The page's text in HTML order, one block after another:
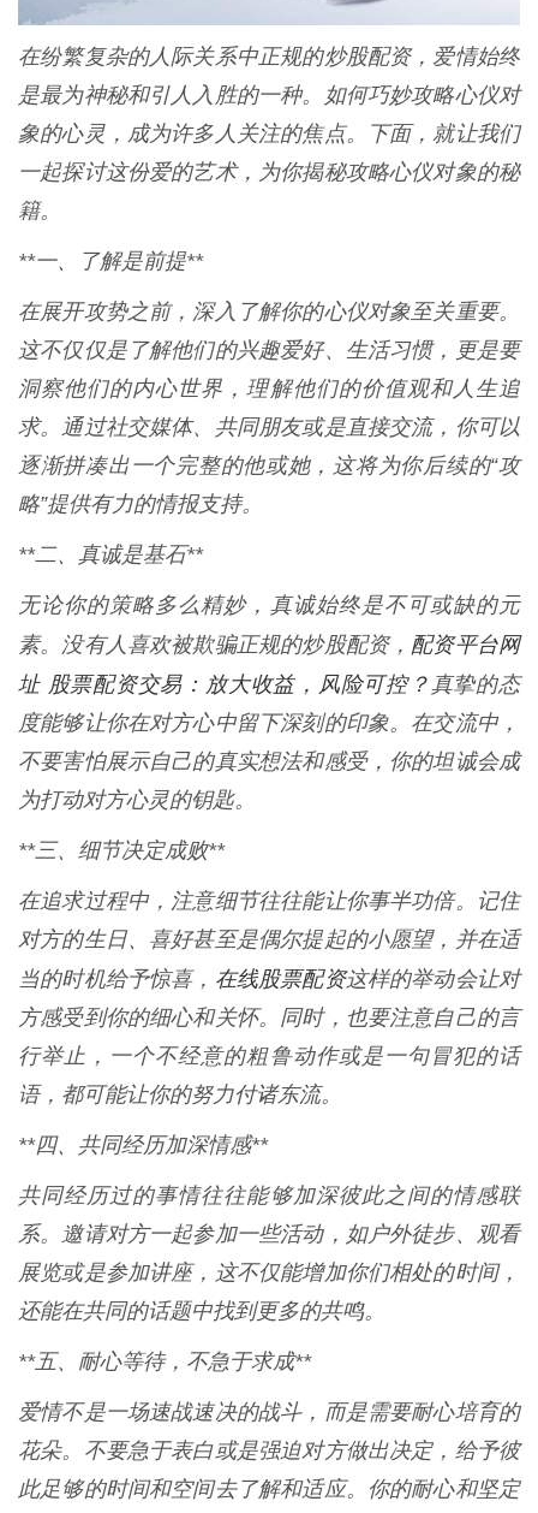
在纷繁复杂的人际关系中正规的炒股配资，爱情始终
是最为神秘和引人入胜的一种。如何巧妙攻略心仪对
象的心灵，成为许多人关注的焦点。下面，就让我们
一起探讨这份爱的艺术，为你揭秘攻略心仪对象的秘
籍。
**一、了解是前提**
在展开攻势之前，深入了解你的心仪对象至关重要。
这不仅仅是了解他们的兴趣爱好、生活习惯，更是要
洞察他们的内心世界，理解他们的价值观和人生追
求。通过社交媒体、共同朋友或是直接交流，你可以
逐渐拼凑出一个完整的他或她，这将为你后续的“攻
略”提供有力的情报支持。
**二、真诚是基石**
无论你的策略多么精妙，真诚始终是不可或缺的元
素。没有人喜欢被欺骗正规的炒股配资， 配资平台网
址 股票配资交易：放大收益，风险可控？真挚的态
度能够让你在对方心中留下深刻的印象。在交流中，
不要害怕展示自己的真实想法和感受，你的坦诚会成
为打动对方心灵的钥匙。
**三、细节决定成败**
在追求过程中，注意细节往往能让你事半功倍。记住
对方的生日、喜好甚至是偶尔提起的小愿望，并在适
当的时机给予惊喜， 在线股票配资这样的举动会让对
方感受到你的细心和关怀。同时，也要注意自己的言
行举止，一个不经意的粗鲁动作或是一句冒犯的话
语，都可能让你的努力付诸东流。
**四、共同经历加深情感**
共同经历过的事情往往能够加深彼此之间的情感联
系。邀请对方一起参加一些活动，如户外徒步、观看
展览或是参加讲座，这不仅能增加你们相处的时间，
还能在共同的话题中找到更多的共鸣。
**五、耐心等待，不急于求成**
爱情不是一场速战速决的战斗，而是需要耐心培育的
花朵。不要急于表白或是强迫对方做出决定，给予彼
此足够的时间和空间去了解和适应。你的耐心和坚定